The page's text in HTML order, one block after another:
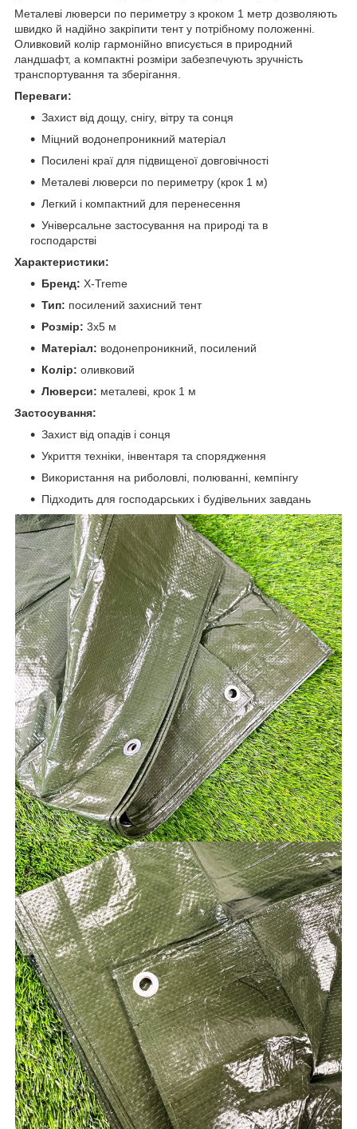
Металеві люверси по периметру з кроком 1 метр дозволяють
швидко й надійно закріпити тент у потрібному положенні.
Оливковий колір гармонійно вписується в природний
ландшафт, а компактні розміри забезпечують зручність
транспортування та зберігання.
Переваги:
Захист від дощу, снігу, вітру та сонця
Міцний водонепроникний матеріал
Посилені краї для підвищеної довговічності
Металеві люверси по периметру (крок 1 м)
Легкий і компактний для перенесення
Універсальне застосування на природі та в
господарстві
Характеристики:
Бренд: X‑Treme
Тип: посилений захисний тент
Розмір: 3х5 м
Матеріал: водонепроникний, посилений
Колір: оливковий
Люверси: металеві, крок 1 м
Застосування:
Захист від опадів і сонця
Укриття техніки, інвентаря та спорядження
Використання на риболовлі, полюванні, кемпінгу
Підходить для господарських і будівельних завдань